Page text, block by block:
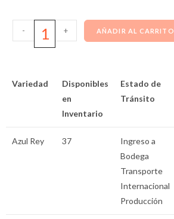
- + AÑADIR AL CARRITO
Variedad
Disponibles
en
Inventario
Estado de
Tránsito
Azul Rey 37
Ingreso a
Bodega
Transporte
Internacional
Producción